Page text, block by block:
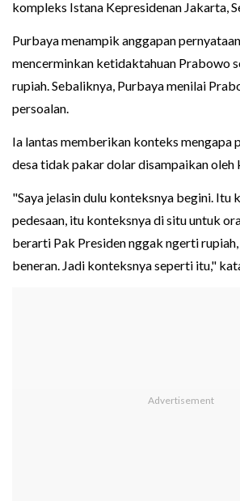
kompleks Istana Kepresidenan Jakarta,
Purbaya menampik anggapan
mencerminkan ketidaktahuan Prabowo
rupiah. Sebaliknya, Purbaya menilai
persoalan.
Ia lantas memberikan konteks mengapa
desa tidak pakar dolar disampaikan oleh
"Saya jelasin dulu konteksnya begini. Itu
pedesaan, itu konteksnya di situ untuk
berarti Pak Presiden nggak ngerti rupiah,
beneran. Jadi konteksnya seperti itu,"